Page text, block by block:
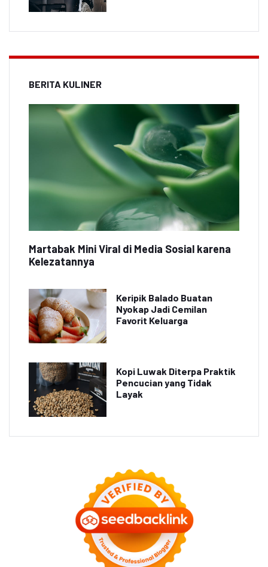
BERITA KULINER
Martabak Mini Viral di Media Sosial karena
Kelezatannya
Keripik Balado Buatan
Nyokap Jadi Cemilan
Favorit Keluarga
Kopi Luwak Diterpa Praktik
Pencucian yang Tidak
Layak